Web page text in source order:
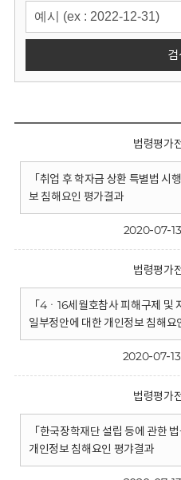
법령평가
「취업 후 학자금 상환 특별법 시
보 침해요인 평가결과
2020-07-13
법령평가
「4ㆍ16세월호참사 피해구제 및
일부정안에 대한 개인정보 침해요
2020-07-13
법령평가
「한국장학재단 설립 등에 관한
개인정보 침해요인 평갸결과